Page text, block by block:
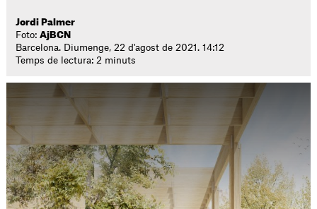
Jordi Palmer
Foto:AjBCN
Barcelona. Diumenge, 22 d'agost de 2021. 14:12
Temps de lectura: 2 minuts